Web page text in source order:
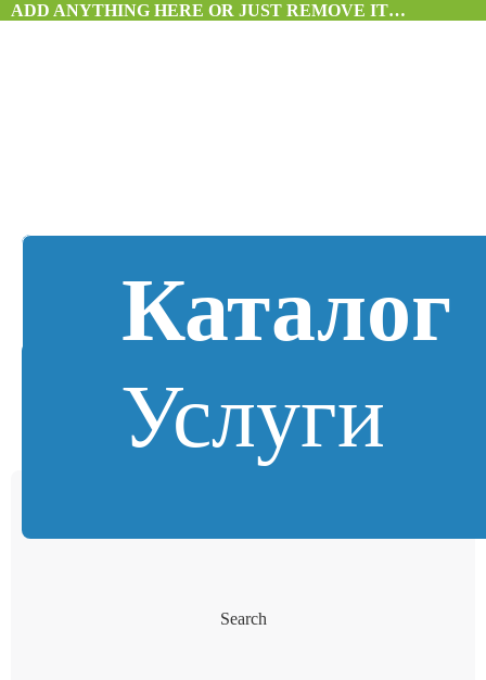
ADD ANYTHING HERE OR JUST REMOVE IT…
Каталог
Услуги
Search